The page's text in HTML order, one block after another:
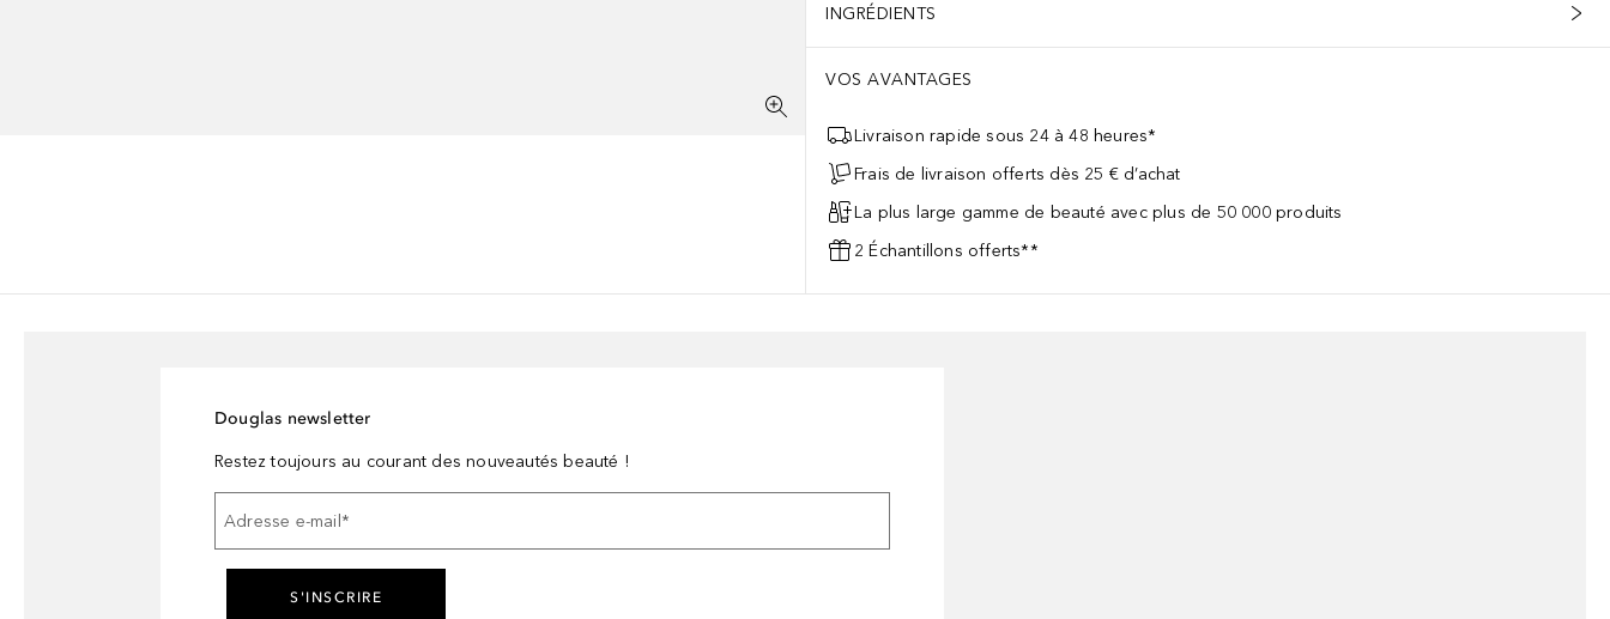
INGRÉDIENTS
VOS AVANTAGES
Livraison rapide sous 24 à 48 heures*
Frais de livraison offerts dès 25 € d’achat
La plus large gamme de beauté avec plus de 50 000 produits
2 Échantillons offerts**
Douglas newsletter
Restez toujours au courant des nouveautés beauté !
Adresse e-mail *
S'INSCRIRE